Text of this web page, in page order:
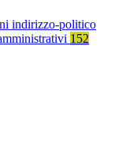
indirizzo-politico
152